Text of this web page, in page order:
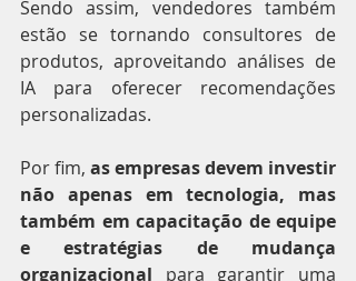
Sendo assim, vendedores também
estão se tornando consultores de
produtos, aproveitando análises de
IA para oferecer recomendações
personalizadas.
Por fim, as empresas devem investir
não apenas em tecnologia, mas
também em capacitação de equipe
e estratégias de mudança
organizacional para garantir uma